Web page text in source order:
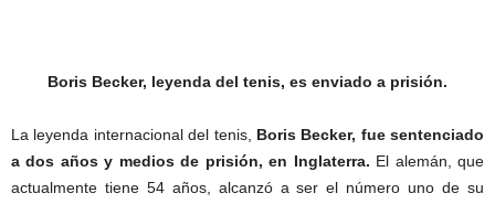
Boris Becker, leyenda del tenis, es enviado a prisión.
La leyenda internacional del tenis, Boris Becker, fue sentenciado
a dos años y medios de prisión, en Inglaterra. El alemán, que
actualmente tiene 54 años, alcanzó a ser el número uno de su